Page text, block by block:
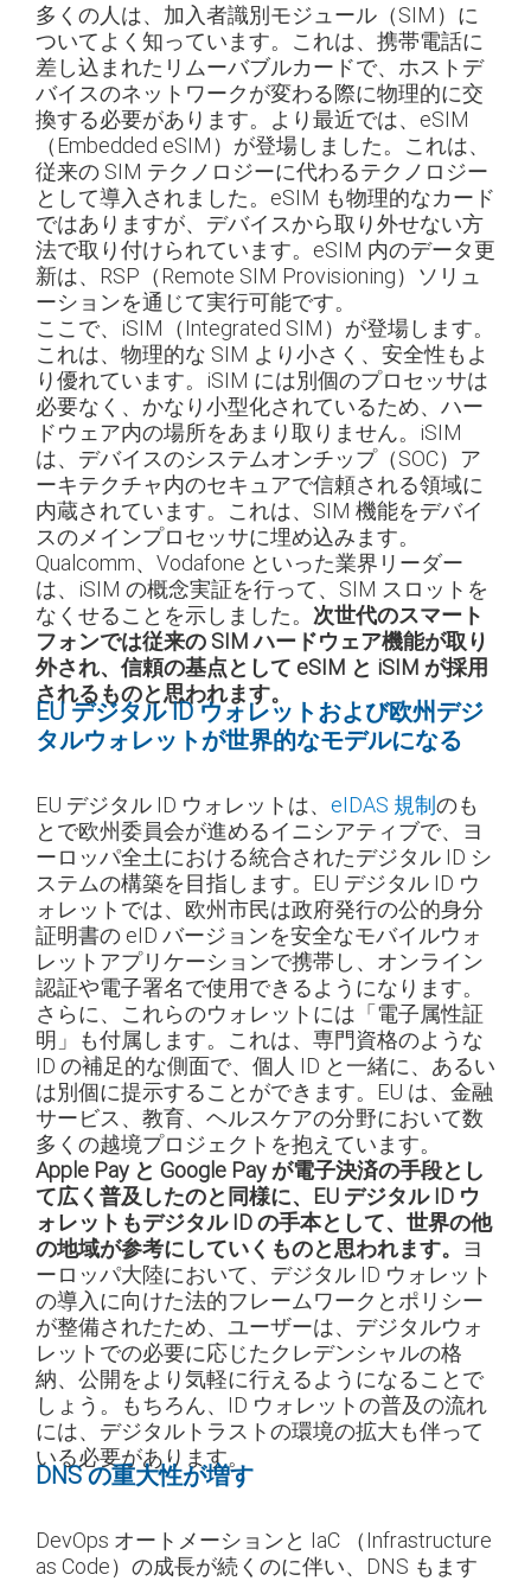
多くの人は、加入者識別モジュール（SIM）に
ついてよく知っています。これは、携帯電話に
差し込まれたリムーバブルカードで、ホストデ
バイスのネットワークが変わる際に物理的に交
換する必要があります。より最近では、eSIM
（Embedded eSIM）が登場しました。これは、
従来の SIM テクノロジーに代わるテクノロジー
として導入されました。eSIM も物理的なカード
ではありますが、デバイスから取り外せない方
法で取り付けられています。eSIM 内のデータ更
新は、RSP（Remote SIM Provisioning）ソリュ
ーションを通じて実行可能です。
ここで、iSIM（Integrated SIM）が登場します。
これは、物理的な SIM より小さく、安全性もよ
り優れています。iSIM には別個のプロセッサは
必要なく、かなり小型化されているため、ハー
ドウェア内の場所をあまり取りません。iSIM
は、デバイスのシステムオンチップ（SOC）ア
ーキテクチャ内のセキュアで信頼される領域に
内蔵されています。これは、SIM 機能をデバイ
スのメインプロセッサに埋め込みます。
Qualcomm、Vodafone といった業界リーダー
は、iSIM の概念実証を行って、SIM スロットを
なくせることを示しました。 次世代のスマート
フォンでは従来の SIM ハードウェア機能が取り
外され、信頼の基点として eSIM と iSIM が採用
されるものと思われます。
EU デジタル ID ウォレットおよび欧州デジ
タルウォレットが世界的なモデルになる
EU デジタル ID ウォレットは、 eIDAS 規制のも
とで欧州委員会が進めるイニシアティブで、ヨ
ーロッパ全土における統合されたデジタル ID シ
ステムの構築を目指します。EU デジタル ID ウ
ォレットでは、欧州市民は政府発行の公的身分
証明書の eID バージョンを安全なモバイルウォ
レットアプリケーションで携帯し、オンライン
認証や電子署名で使用できるようになります。
さらに、これらのウォレットには「電子属性証
明」も付属します。これは、専門資格のような
ID の補足的な側面で、個人 ID と一緒に、あるい
は別個に提示することができます。EU は、金融
サービス、教育、ヘルスケアの分野において数
多くの越境プロジェクトを抱えています。
Apple Pay と Google Pay が電子決済の手段とし
て広く普及したのと同様に、EU デジタル ID ウ
ォレットもデジタル ID の手本として、世界の他
の地域が参考にしていくものと思われます。 ヨ
ーロッパ大陸において、デジタル ID ウォレット
の導入に向けた法的フレームワークとポリシー
が整備されたため、ユーザーは、デジタルウォ
レットでの必要に応じたクレデンシャルの格
納、公開をより気軽に行えるようになることで
しょう。もちろん、ID ウォレットの普及の流れ
には、デジタルトラストの環境の拡大も伴って
いる必要があります。
DNS の重大性が増す
DevOps オートメーションと IaC （Infrastructure
as Code）の成長が続くのに伴い、DNS もます